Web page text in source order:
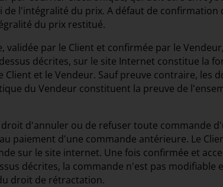
de l'intégralité du prix. A défaut de confirmation
du prix restitué.
validée par le Client et confirmée par le
décrites, sur le site Internet constitue la
Client et le Vendeur. Sauf preuve contraire, les
du Vendeur constituent la preuve de
droit d'annuler ou de refuser toute commande
paiement d'une commande antérieure. Le
sur le site internet. Une fois confirmée et
décrites, la commande n'est pas modifiable
droit de rétractation.